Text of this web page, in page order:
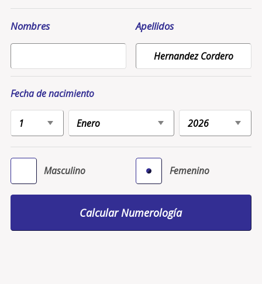
Nombres Apellidos
Fecha de nacimiento
Masculino Femenino